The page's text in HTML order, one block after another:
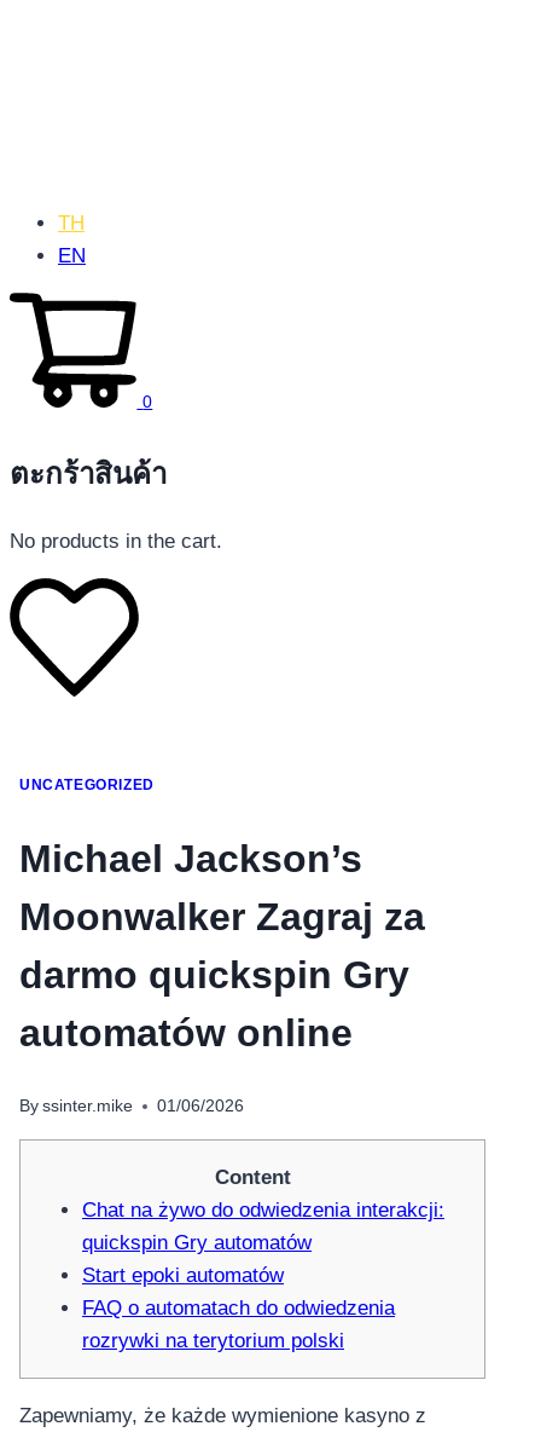
โทรศัพท์มือถือ
อุปกรณ์เสริมโทรศัพท์
สินค้าตามแบรนด์
TH
EN
0
ตะกร้าสินค้า
No products in the cart.
UNCATEGORIZED
Michael Jackson’s
Moonwalker Zagraj za
darmo quickspin Gry
automatów online
By ssinter.mike 01/06/2026
Content
Chat na żywo do odwiedzenia interakcji:
quickspin Gry automatów
Start epoki automatów
FAQ o automatach do odwiedzenia
rozrywki na terytorium polski
Zapewniamy, że każde wymienione kasyno z